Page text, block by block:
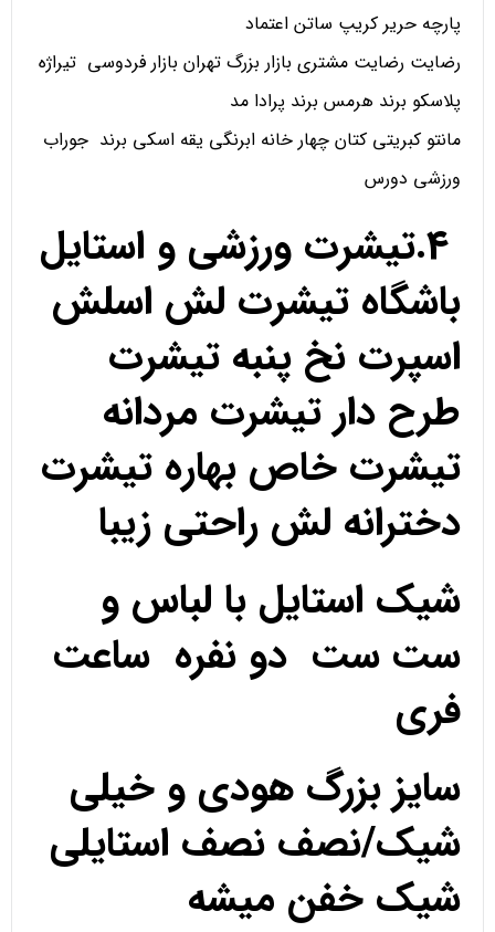
پارچه حریر کریپ ساتن اعتماد
رضایت رضایت مشتری بازار بزرگ تهران بازار فردوسی تیراژه
پلاسکو برند هرمس برند پرادا مد
مانتو کبریتی کتان چهار خانه ابرنگی یقه اسکی برند جوراب
ورزشی دورس
4.تیشرت ورزشی و استایل
باشگاه تیشرت لش اسلش
اسپرت نخ پنبه تیشرت
طرح دار تیشرت مردانه
تیشرت خاص بهاره تیشرت
دخترانه لش راحتی زیبا
شیک استایل با لباس و
ست ست دو نفره ساعت
فری
سایز بزرگ هودی و خیلی
شیک/نصف نصف استایلی
شیک خفن میشه